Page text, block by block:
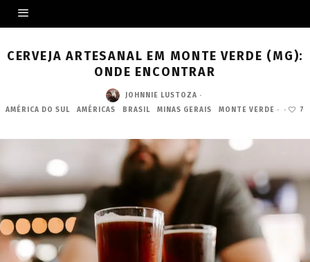
CERVEJA ARTESANAL EM MONTE VERDE (MG):
ONDE ENCONTRAR
JOHNNIE LUSTOZA ·
AMÉRICA DO SUL
AMÉRICAS BRASIL MINAS GERAIS MONTE VERDE · · 7